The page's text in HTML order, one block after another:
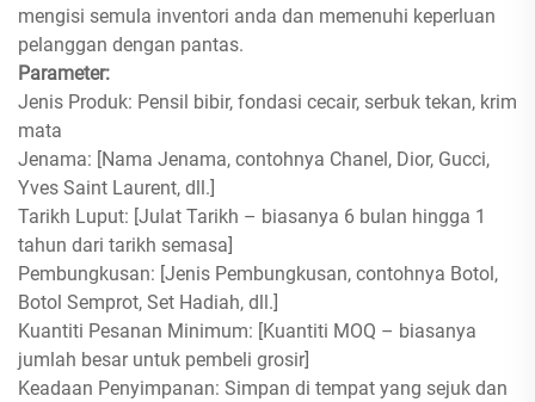
mengisi semula inventori anda dan memenuhi keperluan
pelanggan dengan pantas.
Parameter:
Jenis Produk: Pensil bibir, fondasi cecair, serbuk tekan, krim
mata
Jenama: [Nama Jenama, contohnya Chanel, Dior, Gucci,
Yves Saint Laurent, dll.]
Tarikh Luput: [Julat Tarikh – biasanya 6 bulan hingga 1
tahun dari tarikh semasa]
Pembungkusan: [Jenis Pembungkusan, contohnya Botol,
Botol Semprot, Set Hadiah, dll.]
Kuantiti Pesanan Minimum: [Kuantiti MOQ – biasanya
jumlah besar untuk pembeli grosir]
Keadaan Penyimpanan: Simpan di tempat yang sejuk dan